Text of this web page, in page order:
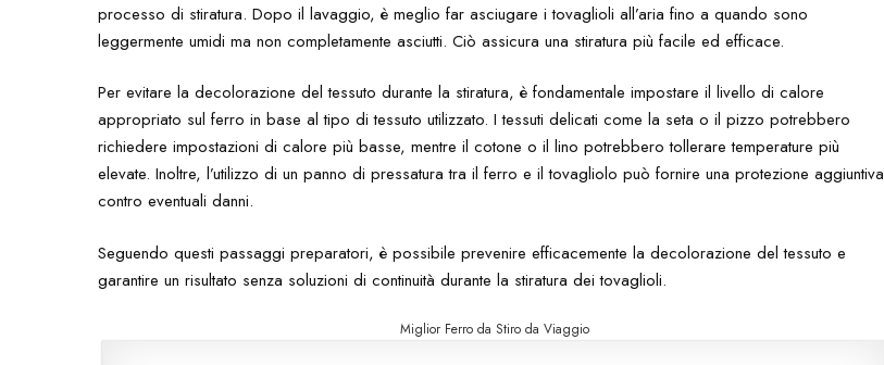
processo di stiratura. Dopo il lavaggio, è meglio far asciugare i tovaglioli all’aria fino a quando sono
leggermente umidi ma non completamente asciutti. Ciò assicura una stiratura più facile ed efficace.
Per evitare la decolorazione del tessuto durante la stiratura, è fondamentale impostare il livello di calore
appropriato sul ferro in base al tipo di tessuto utilizzato. I tessuti delicati come la seta o il pizzo potrebbero
richiedere impostazioni di calore più basse, mentre il cotone o il lino potrebbero tollerare temperature più
elevate. Inoltre, l’utilizzo di un panno di pressatura tra il ferro e il tovagliolo può fornire una protezione aggiuntiva
contro eventuali danni.
Seguendo questi passaggi preparatori, è possibile prevenire efficacemente la decolorazione del tessuto e
garantire un risultato senza soluzioni di continuità durante la stiratura dei tovaglioli.
Miglior Ferro da Stiro da Viaggio